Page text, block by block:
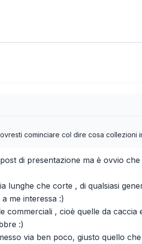
cominciare col dire cosa collezioni
di presentazione ma è ovvio
lunghe che corte , di qualsiasi
me interessa :)
commerciali , cioè quelle da
:)
via ben poco, giusto quello